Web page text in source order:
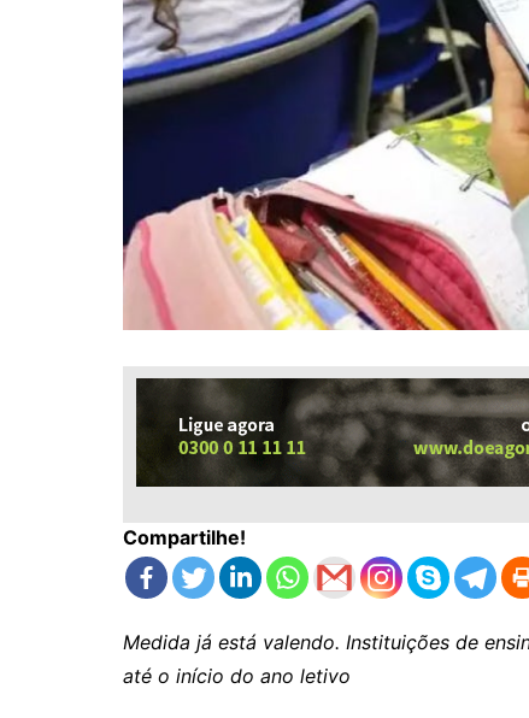
Compartilhe!
Medida já está valendo. Instituições de
até o início do ano letivo